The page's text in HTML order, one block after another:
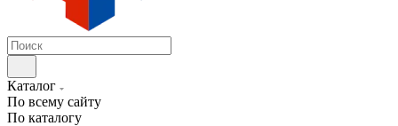
Каталог
По всему сайту
По каталогу